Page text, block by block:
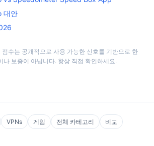
대안
점수는 공개적으로 사용 가능한 신호를 기반으로 한
나 보증이 아닙니다. 항상 직접 확인하세요.
VPNs 게임 전체 카테고리 비교